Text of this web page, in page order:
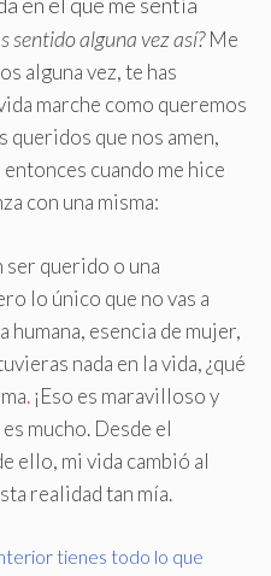
sentido alguna vez así?Me
alguna vez, te has
marche como queremos
queridos que nos amen,
entonces cuando me hice
con una misma:
ser querido o una
lo único que no vas a
humana, esencia de mujer,
nada en la vida, ¿qué
.¡Eso es maravilloso y
mucho. Desde el
ello, mi vida cambió al
realidad tan mía.
tienes todo lo que